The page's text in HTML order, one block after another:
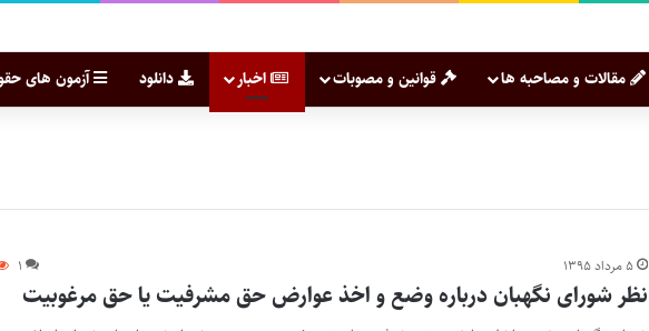
مقالات و مصاحبه ها قوانین و مصوبات اخبار دانلود آزمون های
۵ مرداد ۱۳۹۵ ۱
نظر شورای نگهبان درباره وضع و اخذ عوارض حق مشرفیت یا حق مرغوبیت